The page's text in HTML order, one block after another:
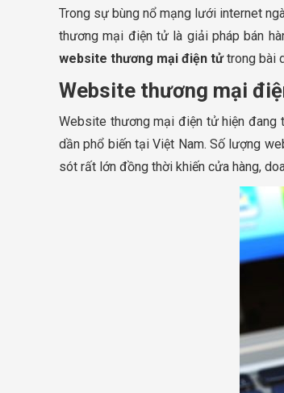
Trong sự bùng nổ mạng lưới internet
thương mại điện tử là giải pháp bán
website thương mại điện tửtrong bài
Website thương mại
Website thương mại điện tử hiện đang
dần phổ biến tại Việt Nam. Số lượng
sót rất lớn đồng thời khiến cửa hàng,